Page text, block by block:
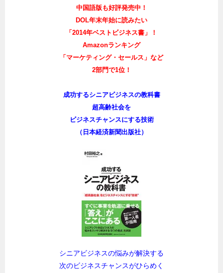
中国語版も好評発売中！
DOL年末年始に読みたい
「2014年ベストビジネス書」！
Amazonランキング
「マーケティング・セールス」など
2部門で1位！
成功するシニアビジネスの教科書
超高齢社会を
ビジネスチャンスにする技術
（日本経済新聞出版社）
シニアビジネスの悩みが解決する
次のビジネスチャンスがひらめく